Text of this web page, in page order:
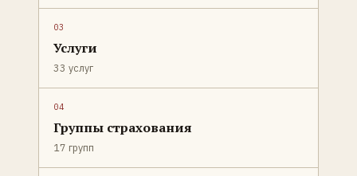
03
Услуги
33 услуг
04
Группы страхования
17 групп